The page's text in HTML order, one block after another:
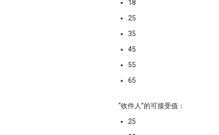
18
25
35
45
55
65
“收件人”的可接受值：
25